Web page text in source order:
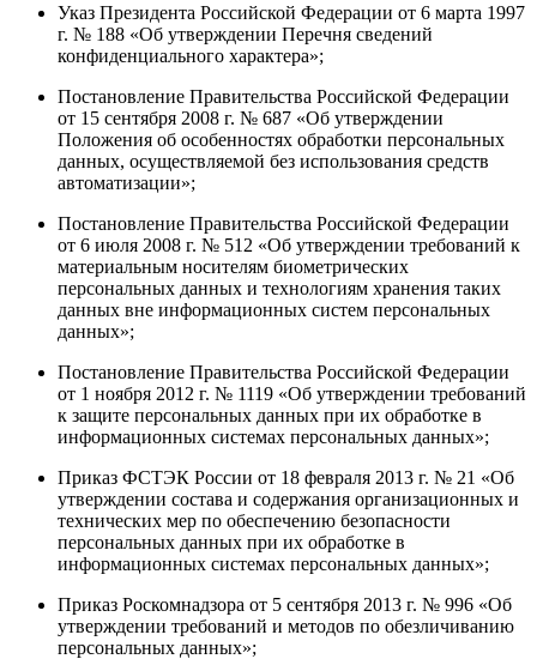
Указ Президента Российской Федерации от 6 марта 1997
г. № 188 «Об утверждении Перечня сведений
конфиденциального характера»;
Постановление Правительства Российской Федерации
от 15 сентября 2008 г. № 687 «Об утверждении
Положения об особенностях обработки персональных
данных, осуществляемой без использования средств
автоматизации»;
Постановление Правительства Российской Федерации
от 6 июля 2008 г. № 512 «Об утверждении требований к
материальным носителям биометрических
персональных данных и технологиям хранения таких
данных вне информационных систем персональных
данных»;
Постановление Правительства Российской Федерации
от 1 ноября 2012 г. № 1119 «Об утверждении требований
к защите персональных данных при их обработке в
информационных системах персональных данных»;
Приказ ФСТЭК России от 18 февраля 2013 г. № 21 «Об
утверждении состава и содержания организационных и
технических мер по обеспечению безопасности
персональных данных при их обработке в
информационных системах персональных данных»;
Приказ Роскомнадзора от 5 сентября 2013 г. № 996 «Об
утверждении требований и методов по обезличиванию
персональных данных»;